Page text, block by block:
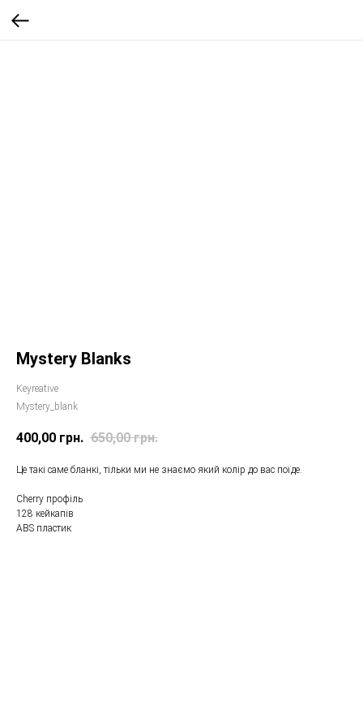
Mystery Blanks
Keyreative
Mystery_blank
400,00 грн. 650,00 грн.
Це такі саме бланкі, тільки ми не знаємо який колір до вас поїде.
Cherry профіль
128 кейкапів
ABS пластик